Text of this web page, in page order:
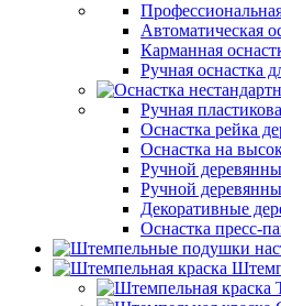
Автоматическая
Карманная
Ручная оснастка
Ручная
Оснастка рейка
Оснастка на
Ручной
Ручной
Декоративные
Оснастка пресс-